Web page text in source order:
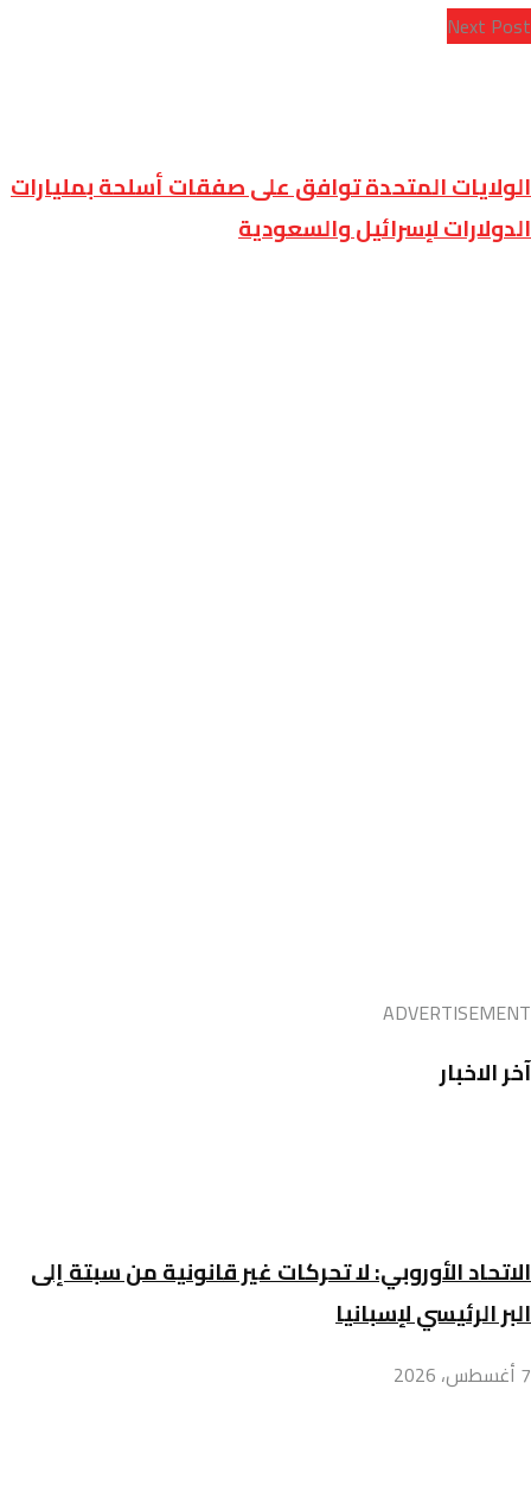
Next Post
الولايات المتحدة توافق على صفقات أسلحة بمليارات
الدولارات لإسرائيل والسعودية
ADVERTISEMENT
آخر الاخبار
الاتحاد الأوروبي: لا تحركات غير قانونية من سبتة إلى
البر الرئيسي لإسبانيا
7 أغسطس، 2026